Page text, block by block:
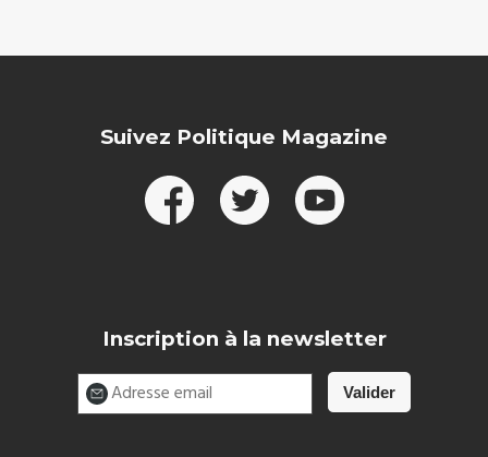
Suivez Politique Magazine
Inscription à la newsletter